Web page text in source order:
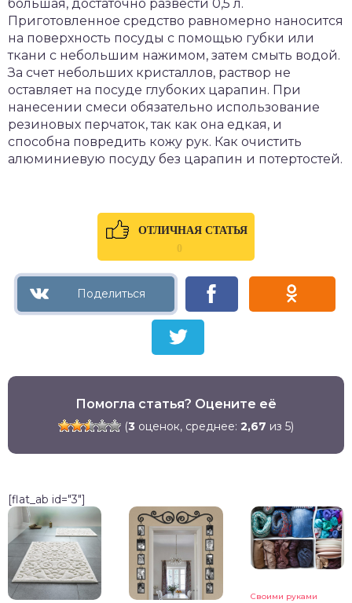
большая, достаточно развести 0,5 л.
Приготовленное средство равномерно наносится
на поверхность посуды с помощью губки или
ткани с небольшим нажимом, затем смыть водой.
За счет небольших кристаллов, раствор не
оставляет на посуде глубоких царапин. При
нанесении смеси обязательно использование
резиновых перчаток, так как она едкая, и
способна повредить кожу рук. Как очистить
алюминиевую посуду без царапин и потертостей.
ОТЛИЧНАЯ СТАТЬЯ
0
Помогла статья? Оцените её
(3 оценок, среднее: 2,67 из 5)
[flat_ab id="3"]
Своими руками